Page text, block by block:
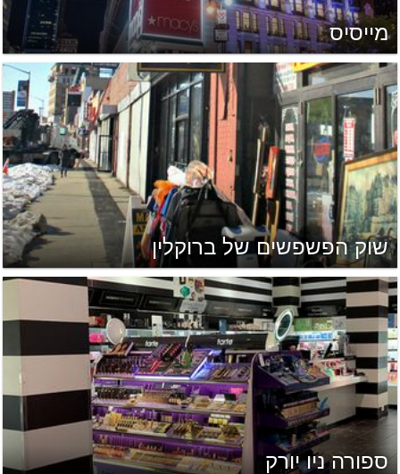
מייסיס
שוק הפשפשים של ברוקלין
ספורה ניו יורק